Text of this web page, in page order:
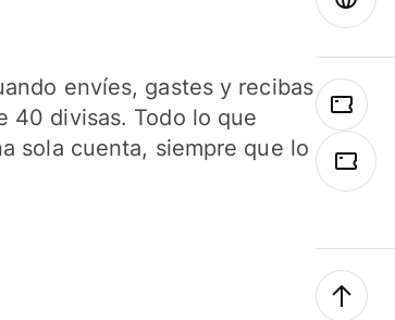
envíes, gastes y recibas
40 divisas. Todo lo que
sola cuenta, siempre que lo